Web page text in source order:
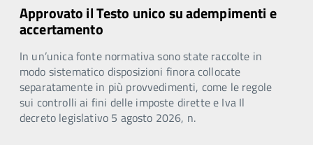
Approvato il Testo unico su adempimenti e
accertamento
In un’unica fonte normativa sono state raccolte in
modo sistematico disposizioni finora collocate
separatamente in più provvedimenti, come le regole
sui controlli ai fini delle imposte dirette e Iva Il
decreto legislativo 5 agosto 2026, n.